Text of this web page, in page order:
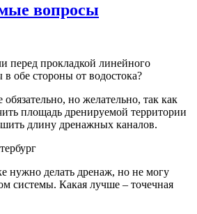
вопросы
перед прокладкой линейного
обе стороны от водостока?
обязательно, но желательно, так как
площадь дренируемой территории
длину дренажных каналов.
нужно делать дренаж, но не могу
системы. Какая лучше – точечная